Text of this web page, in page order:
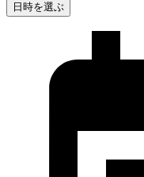
日時を選ぶ